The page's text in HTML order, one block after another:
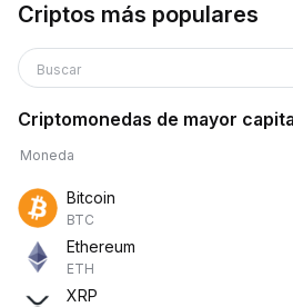
Criptos más populares
Buscar
Criptomonedas de mayor
Moneda
Bitcoin
BTC
Ethereum
ETH
XRP